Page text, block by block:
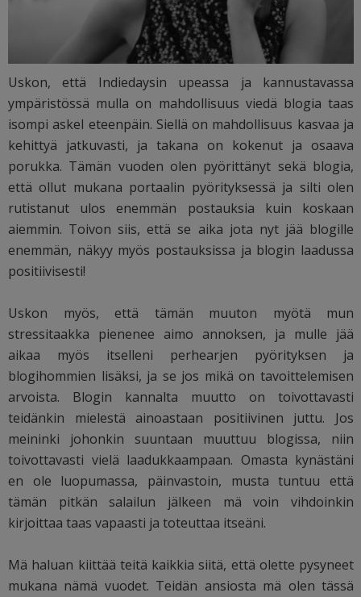
Uskon, että Indiedaysin upeassa ja kannustavassa
ympäristössä mulla on mahdollisuus viedä blogia taas
isompi askel eteenpäin. Siellä on mahdollisuus kasvaa ja
kehittyä jatkuvasti, ja takana on kokenut ja osaava
porukka. Tämän vuoden olen pyörittänyt sekä blogia,
että ollut mukana portaalin pyörityksessä ja silti olen
rutistanut ulos enemmän postauksia kuin koskaan
aiemmin. Toivon siis, että se aika jota nyt jää blogille
enemmän, näkyy myös postauksissa ja blogin laadussa
positiivisesti!
Uskon myös, että tämän muuton myötä mun
stressitaakka pienenee aimo annoksen, ja mulle jää
aikaa myös itselleni perhearjen pyörityksen ja
blogihommien lisäksi, ja se jos mikä on tavoittelemisen
arvoista. Blogin kannalta muutto on toivottavasti
teidänkin mielestä ainoastaan positiivinen juttu. Jos
meininki johonkin suuntaan muuttuu blogissa, niin
toivottavasti vielä laadukkaampaan. Omasta kynästäni
en ole luopumassa, päinvastoin, musta tuntuu että
tämän pitkän salailun jälkeen mä voin vihdoinkin
kirjoittaa taas vapaasti ja toteuttaa itseäni.
Mä haluan kiittää teitä kaikkia siitä, että olette pysyneet
mukana nämä vuodet. Teidän ansiosta mä olen tässä